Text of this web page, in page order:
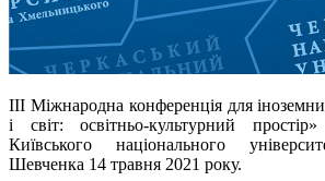
ІІІ Міжнародна конференція для
і світ: освітньо-культурний
Київського національного
Шевченка 14 травня 2021 року.